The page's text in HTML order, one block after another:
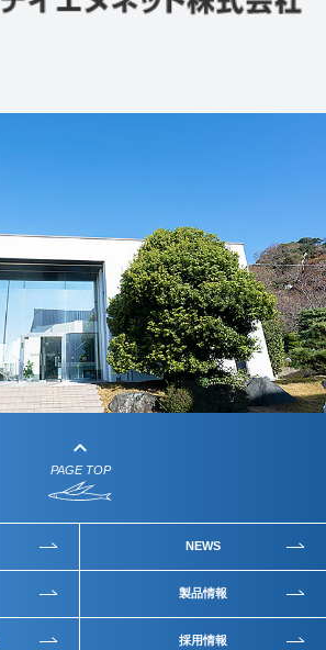
keyboard_arrow_up
PAGE TOP
NEWS
製品情報
採用情報